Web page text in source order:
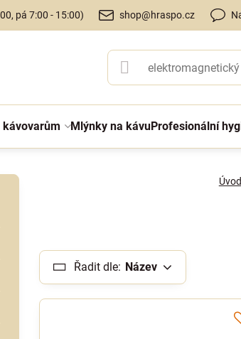
pá 7:00 - 15:00) shop@hraspo.cz
Mlýnky na kávuProfesionální
Úvod
Řadit dle: Název